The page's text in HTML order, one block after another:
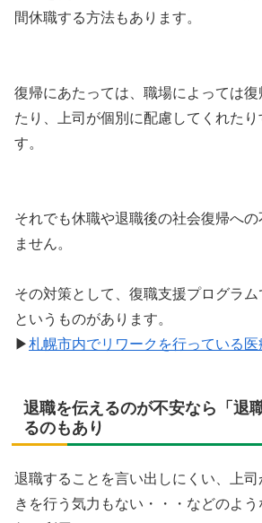
間休職する方法もあります。
復帰にあたっては、職場によっては
たり、上司が個別に配慮してくれたり
す。
それでも休職や退職後の社会復帰へ
ません。
その対策として、復職支援プログラム
というものがあります。
▶︎札幌市内でリワークを行っている医
退職を伝えるのが不安なら「退
るのもあり
退職することを言い出しにくい、上
きを行う気力もない・・・などのよ